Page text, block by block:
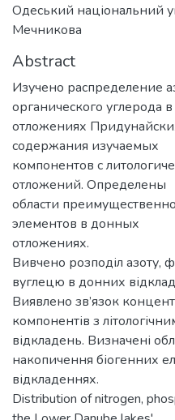
Одеський національний
Мечникова
Abstract
Изучено распределение
органического углерода
отложениях
содержания изучаемых
компонентов с
отложений. Определены
области
элементов в донных
отложениях.
Вивчено розподіл азоту,
вуглецю в донних
Виявлено зв’язок
компонентів з
відкладень. Визначені
накопичення біогенних
відкладеннях.
Distribution of nitrogen,